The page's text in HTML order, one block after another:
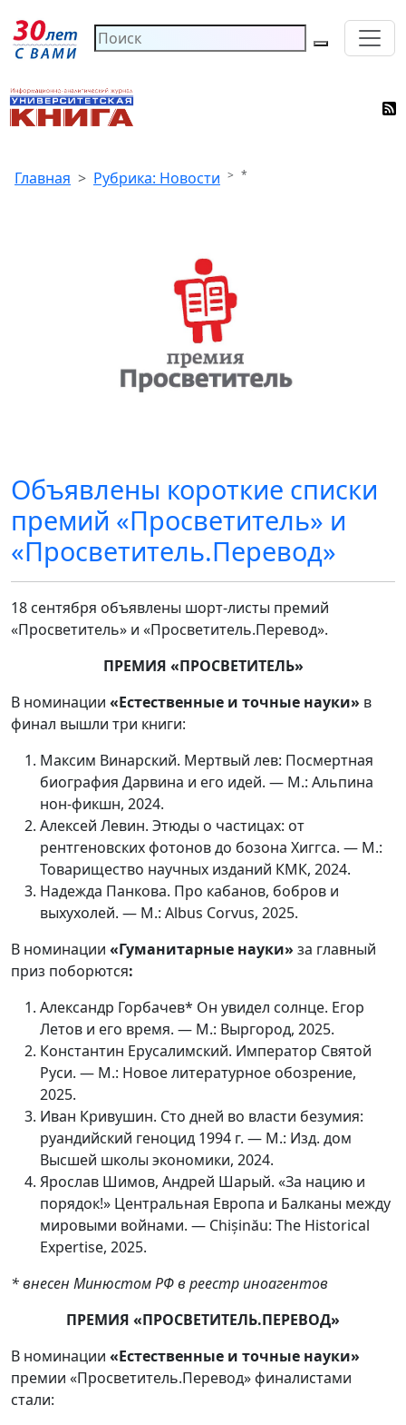
Главная Рубрика: Новости *
Объявлены короткие списки
премий «Просветитель» и
«Просветитель.Перевод»
18 сентября объявлены шорт-листы премий
«Просветитель» и «Просветитель.Перевод».
ПРЕМИЯ «ПРОСВЕТИТЕЛЬ»
В номинации «Естественные и точные науки» в
финал вышли три книги:
Максим Винарский. Мертвый лев: Посмертная
биография Дарвина и его идей. — М.: Альпина
нон-фикшн, 2024.
Алексей Левин. Этюды о частицах: от
рентгеновских фотонов до бозона Хиггса. — М.:
Товарищество научных изданий КМК, 2024.
Надежда Панкова. Про кабанов, бобров и
выхухолей. — М.: Albus Corvus, 2025.
В номинации «Гуманитарные науки» за главный
приз поборются:
Александр Горбачев* Он увидел солнце. Егор
Летов и его время. — М.: Выргород, 2025.
Константин Ерусалимский. Император Святой
Руси. — М.: Новое литературное обозрение,
2025.
Иван Кривушин. Сто дней во власти безумия:
руандийский геноцид 1994 г. — М.: Изд. дом
Высшей школы экономики, 2024.
Ярослав Шимов, Андрей Шарый. «За нацию и
порядок!» Центральная Европа и Балканы между
мировыми войнами. — Chișinău: The Historical
Expertise, 2025.
* внесен Минюстом РФ в реестр иноагентов
ПРЕМИЯ «ПРОСВЕТИТЕЛЬ.ПЕРЕВОД»
В номинации «Естественные и точные науки»
премии «Просветитель.Перевод» финалистами
стали: